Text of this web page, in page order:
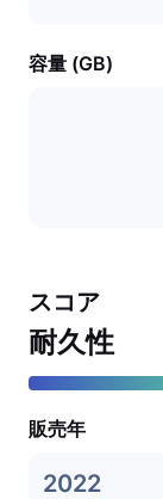
容量 (GB)
スコア
耐久性
販売年
2022